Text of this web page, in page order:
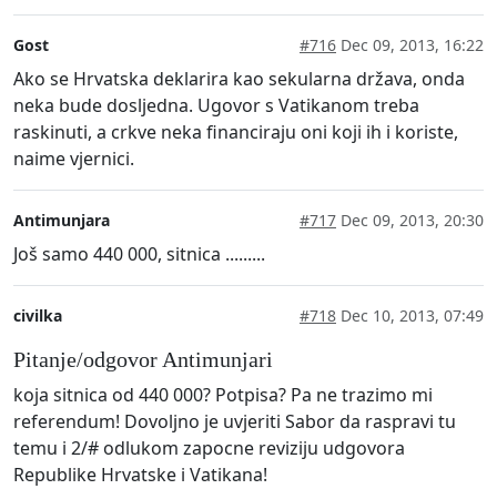
Gost #716 Dec 09, 2013, 16:22
Ako se Hrvatska deklarira kao sekularna država, onda
neka bude dosljedna. Ugovor s Vatikanom treba
raskinuti, a crkve neka financiraju oni koji ih i koriste,
naime vjernici.
Antimunjara #717 Dec 09, 2013, 20:30
Još samo 440 000, sitnica .........
civilka #718 Dec 10, 2013, 07:49
Pitanje/odgovor Antimunjari
koja sitnica od 440 000? Potpisa? Pa ne trazimo mi
referendum! Dovoljno je uvjeriti Sabor da raspravi tu
temu i 2/# odlukom zapocne reviziju udgovora
Republike Hrvatske i Vatikana!